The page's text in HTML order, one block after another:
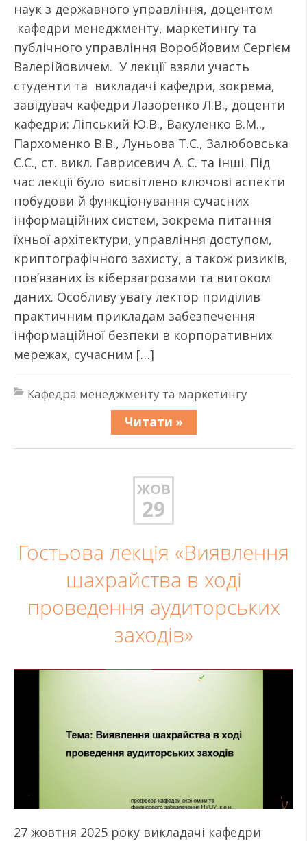
наук з державного управління, доцентом
кафедри менеджменту, маркетингу та
публічного управління Воробйовим Сергієм
Валерійовичем. У лекції взяли участь
студенти та викладачі кафедри, зокрема,
завідувач кафедри Лазоренко Л.В., доценти
кафедри: Ліпський Ю.В., Вакуленко В.М..,
Пархоменко В.В., Луньова Т.С., Залюбовська
С.С., ст. викл. Гаврисевич А. С. та інші. Під
час лекції було висвітлено ключові аспекти
побудови й функціонування сучасних
інформаційних систем, зокрема питання
їхньої архітектури, управління доступом,
криптографічного захисту, а також ризиків,
пов’язаних із кіберзагрозами та витоком
даних. Особливу увагу лектор приділив
практичним прикладам забезпечення
інформаційної безпеки в корпоративних
мережах, сучасним […]
Кафедра менеджменту та маркетингу
Читати »
ЖОВ
29
Гостьова лекція «Виявлення
шахрайства в ході
проведення аудиторських
заходів»
27 жовтня 2025 року викладачі кафедри